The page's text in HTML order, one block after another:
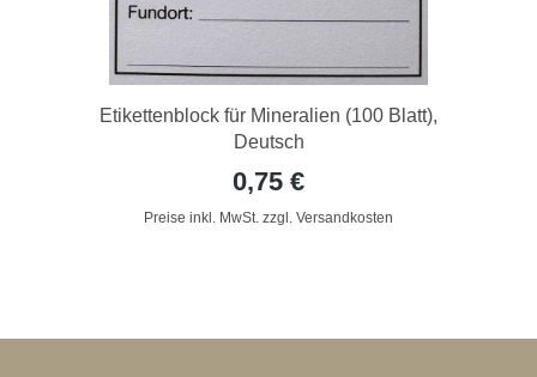
Etikettenblock für Mineralien (100 Blatt),
Deutsch
0,75 €
Preise inkl. MwSt. zzgl. Versandkosten